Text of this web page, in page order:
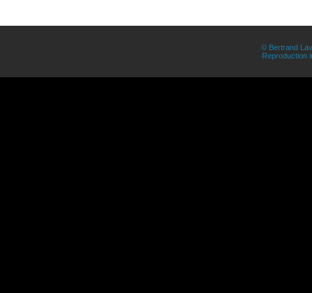
© Bertrand
Reproduction